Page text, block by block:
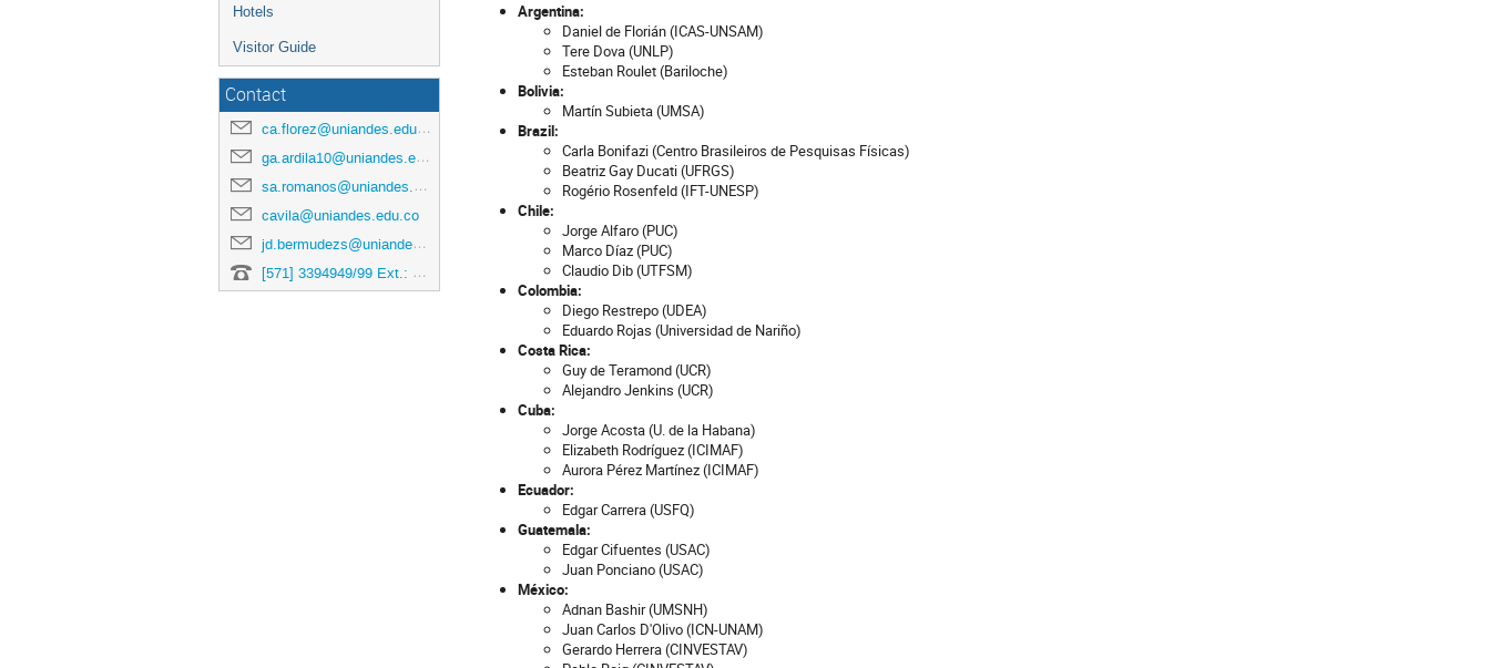
Hotels
Visitor Guide
Contact
ca.florez@uniandes.edu.co
ga.ardila10@uniandes.edu.co
sa.romanos@uniandes.edu.co
cavila@uniandes.edu.co
jd.bermudezs@uniandes.edu.co
[571] 3394949/99 Ext.: 5193
Argentina:
Daniel de Florián (ICAS-UNSAM)
Tere Dova (UNLP)
Esteban Roulet (Bariloche)
Bolivia:
Martín Subieta (UMSA)
Brazil:
Carla Bonifazi (Centro Brasileiros de Pesquisas Físicas)
Beatriz Gay Ducati (UFRGS)
Rogério Rosenfeld (IFT-UNESP)
Chile:
Jorge Alfaro (PUC)
Marco Díaz (PUC)
Claudio Dib (UTFSM)
Colombia:
Diego Restrepo (UDEA)
Eduardo Rojas (Universidad de Nariño)
Costa Rica:
Guy de Teramond (UCR)
Alejandro Jenkins (UCR)
Cuba:
Jorge Acosta (U. de la Habana)
Elizabeth Rodríguez (ICIMAF)
Aurora Pérez Martínez (ICIMAF)
Ecuador:
Edgar Carrera (USFQ)
Guatemala:
Edgar Cifuentes (USAC)
Juan Ponciano (USAC)
México:
Adnan Bashir (UMSNH)
Juan Carlos D'Olivo (ICN-UNAM)
Gerardo Herrera (CINVESTAV)